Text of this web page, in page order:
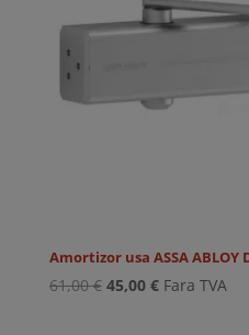
Amortizor usa ASSA ABLOY
61,00€ Prețul
45,00 €Prețul
Fara TVA